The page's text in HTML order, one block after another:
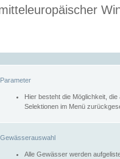
Parameter
Hier besteht die Möglichkeit,
Selektionen im Menü
Gewässerauswahl
Alle Gewässer werden